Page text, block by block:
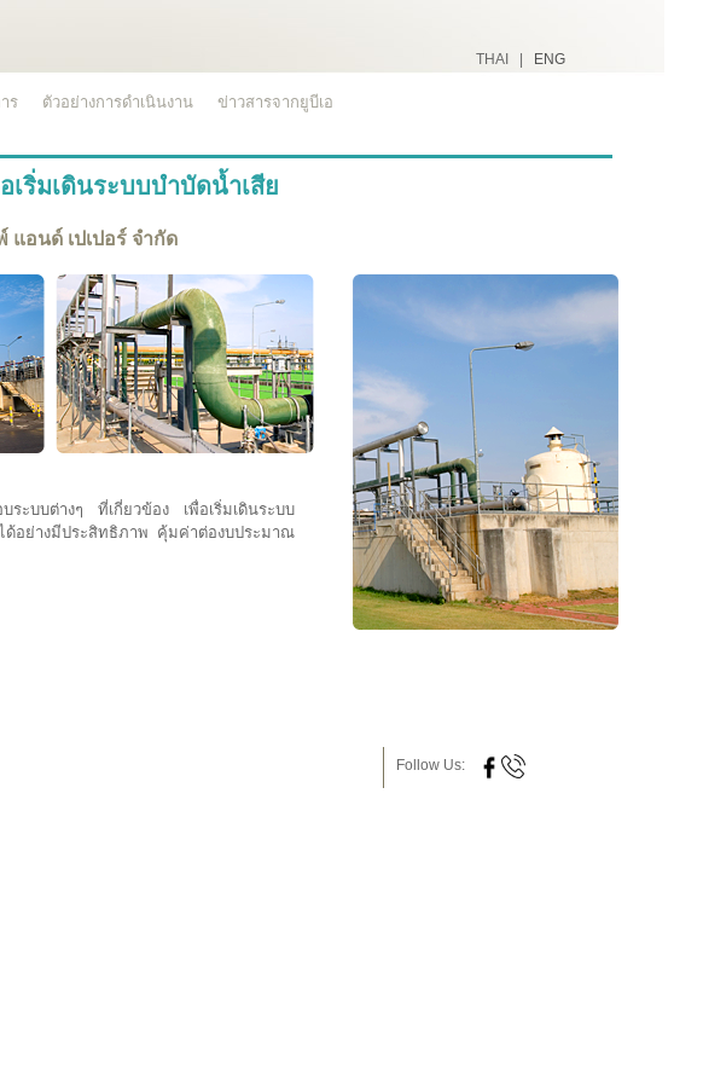
THAI | ENG
ร ตัวอย่างการดำเนินงาน ข่าวสารจากยูบีเอ
เริ่มเดินระบบบำบัดน้ำเสีย
แอนด์ เปเปอร์ จำกัด
ระบบต่างๆ ที่เกี่ยวข้อง เพื่อเริ่มเดินระบบ
ด้อย่างมีประสิทธิภาพ คุ้มค่าต่องบประมาณ
Follow Us: